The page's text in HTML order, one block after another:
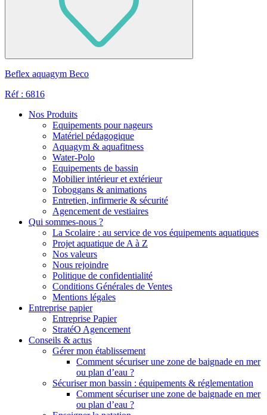
Beflex aquagym Beco
Réf : 6816
Nos Produits
Equipements pour nageurs
Matériel pédagogique
Aquagym & aquafitness
Water-Polo
Equipements de bassin
Mobilier intérieur et extérieur
Toboggans & animations
Entretien, infirmerie & sécurité
Agencement de vestiaires
Qui sommes-nous ?
La Scolaire : au service de vos équipements aquatiques
Projet aquatique de A à Z
Nos valeurs
Nous rejoindre
Politique de confidentialité
Conditions Générales de Ventes
Mentions légales
Entreprise papier
Entreprise Papier
StratéO Agencement
Conseils & actus
Gérer mon établissement
Comment sécuriser une zone de baignade en mer
ou plan d’eau ?
Sécuriser mon bassin : équipements & réglementation
Comment sécuriser une zone de baignade en mer
ou plan d’eau ?